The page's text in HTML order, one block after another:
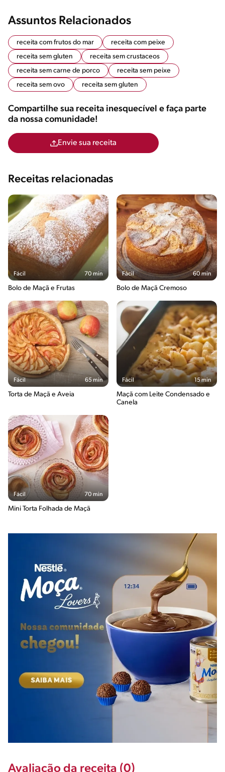
Assuntos Relacionados
receita com frutos do mar
receita com peixe
receita sem gluten
receita sem crustaceos
receita sem carne de porco
receita sem peixe
receita sem ovo
receita sem gluten
Compartilhe sua receita inesquecível e faça parte
da nossa comunidade!
Envie sua receita
Receitas relacionadas
Fácil 70 min
Bolo de Maçã e Frutas
Fácil 60 min
Bolo de Maçã Cremoso
Fácil 65 min
Torta de Maçã e Aveia
Fácil 15 min
Maçã com Leite Condensado e
Canela
Fácil 70 min
Mini Torta Folhada de Maçã
Avaliação da receita (0)